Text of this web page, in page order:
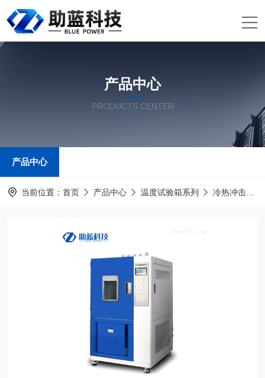
产品中心
PRODUCTS CENTER
产品中心
当前位置： 首页 产品中心 温度试验箱系列 冷热冲击试验箱